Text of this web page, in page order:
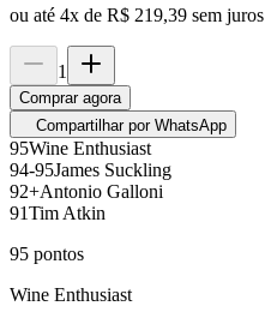
ou até 4x de R$ 219,39 sem juros
1
Comprar agora
Compartilhar por WhatsApp
95Wine Enthusiast
94-95James Suckling
92+Antonio Galloni
91Tim Atkin
95 pontos
Wine Enthusiast